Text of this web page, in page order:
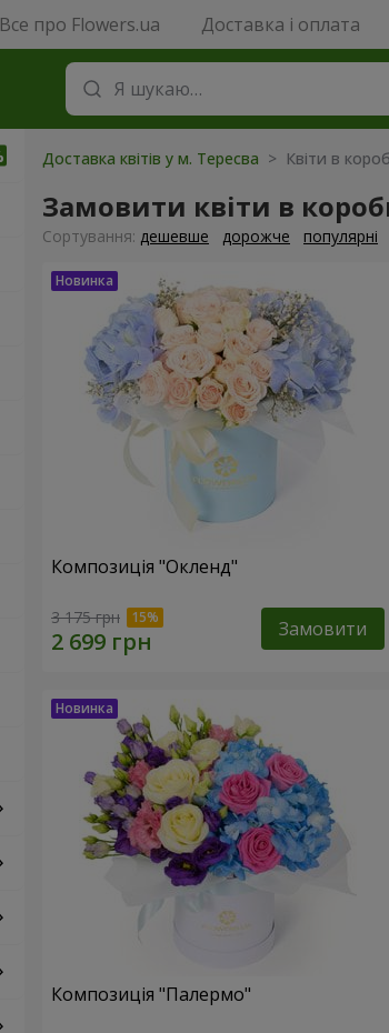
Все про Flowers.ua Доставка і оплата
Доставка квітів у м. Тересва > Квіти в
Замовити квіти в
Сортування: дешевше дорожче популярні
Композиція "Окленд"
3 175 грн Замовити
Композиція "Палермо"